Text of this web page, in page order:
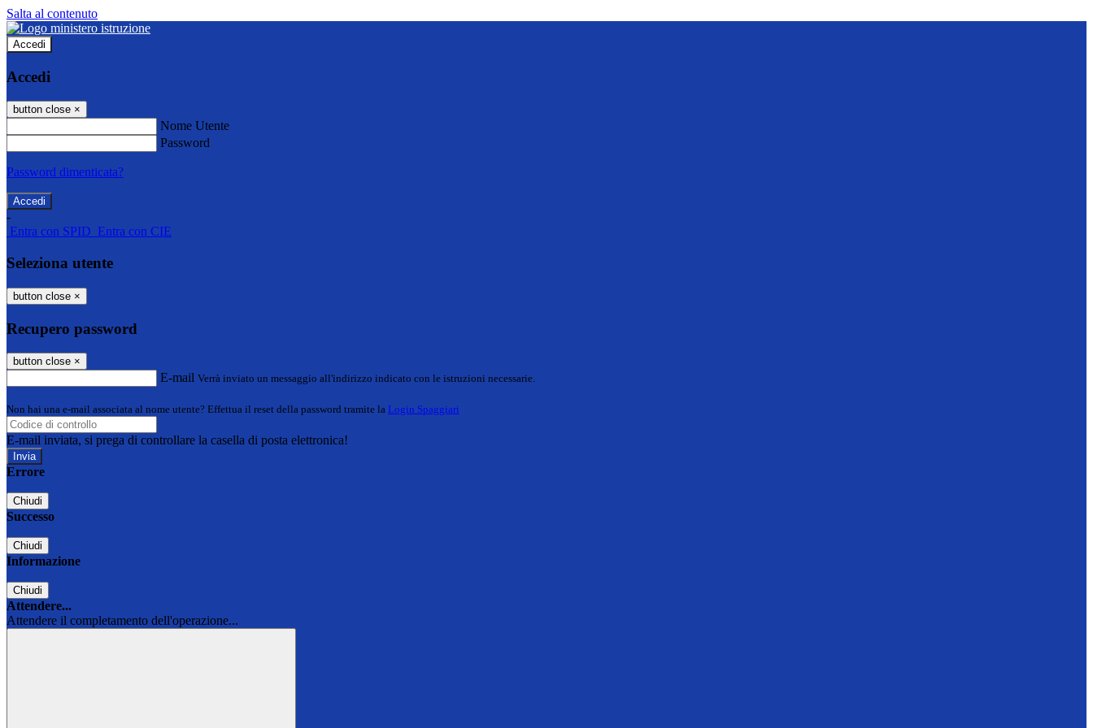
Salta al contenuto
Accedi
Accedi
button close ×
Nome Utente
Password
Password dimenticata?
-
Entra con SPID Entra con CIE
Seleziona utente
button close ×
Recupero password
button close ×
E-mail Verrà inviato un messaggio all'indirizzo indicato con le istruzioni necessarie.
Non hai una e-mail associata al nome utente? Effettua il reset della password tramite la Login Spaggiari
E-mail inviata, si prega di controllare la casella di posta elettronica!
Errore
Chiudi
Successo
Chiudi
Informazione
Chiudi
Attendere...
Attendere il completamento dell'operazione...